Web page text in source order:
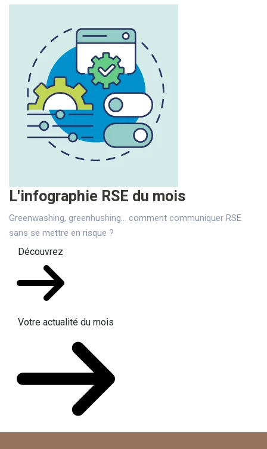
L'infographie RSE du mois
Greenwashing, greenhushing… comment communiquer RSE
sans se mettre en risque ?
Découvrez
Votre actualité du mois